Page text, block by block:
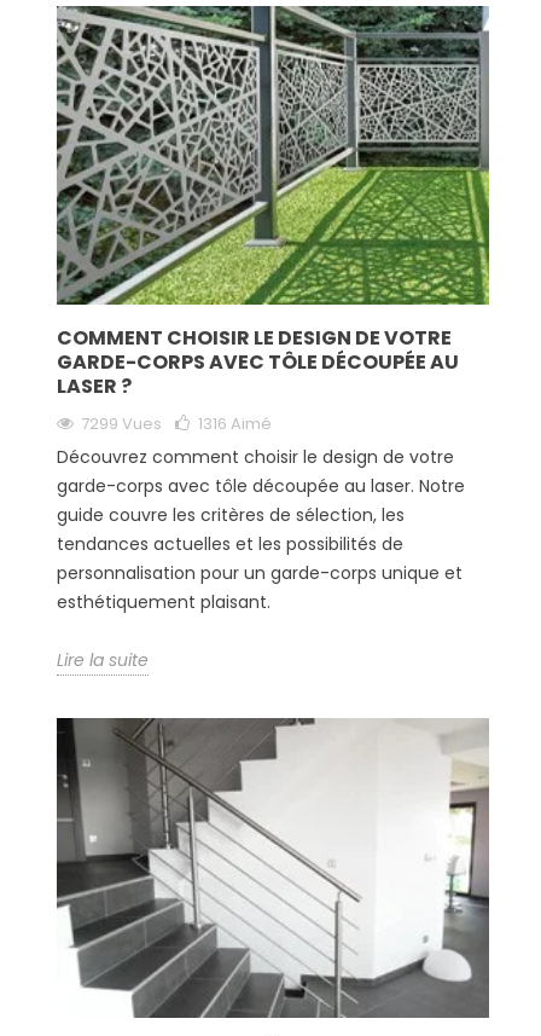
COMMENT CHOISIR LE DESIGN DE VOTRE
GARDE-CORPS AVEC TÔLE DÉCOUPÉE AU
LASER ?
7299 Vues 1316 Aimé
Découvrez comment choisir le design de votre
garde-corps avec tôle découpée au laser. Notre
guide couvre les critères de sélection, les
tendances actuelles et les possibilités de
personnalisation pour un garde-corps unique et
esthétiquement plaisant.
Lire la suite